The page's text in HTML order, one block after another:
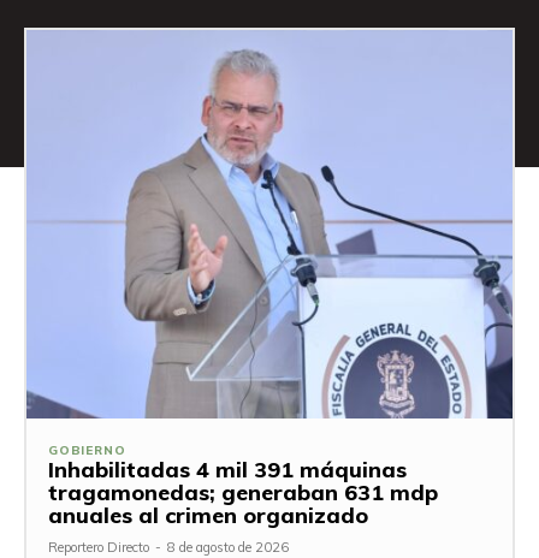
GOBIERNO
Inhabilitadas 4 mil 391 máquinas
tragamonedas; generaban 631 mdp
anuales al crimen organizado
Reportero Directo - 8 de agosto de 2026